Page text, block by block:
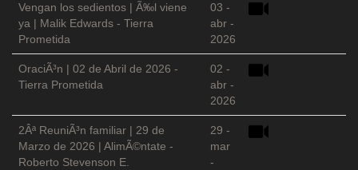
Vengan los sedientos | Ã‰l viene
ya | Malik Edwards - Tierra
Prometida
03 -
abr -
2026
OraciÃ³n | 02 de Abril de 2026 -
Tierra Prometida
02 -
abr -
2026
2Âª ReuniÃ³n familiar | 29 de
Marzo de 2026 | AlimÃ©ntate -
Roberto Stevenson E.
29 -
mar
-